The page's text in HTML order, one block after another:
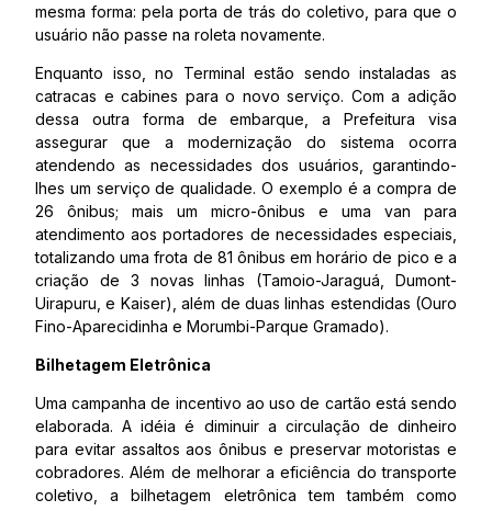
mesma forma: pela porta de trás do coletivo, para que o
usuário não passe na roleta novamente.
Enquanto isso, no Terminal estão sendo instaladas as
catracas e cabines para o novo serviço. Com a adição
dessa outra forma de embarque, a Prefeitura visa
assegurar que a modernização do sistema ocorra
atendendo as necessidades dos usuários, garantindo-
lhes um serviço de qualidade. O exemplo é a compra de
26 ônibus; mais um micro-ônibus e uma van para
atendimento aos portadores de necessidades especiais,
totalizando uma frota de 81 ônibus em horário de pico e a
criação de 3 novas linhas (Tamoio-Jaraguá, Dumont-
Uirapuru, e Kaiser), além de duas linhas estendidas (Ouro
Fino-Aparecidinha e Morumbi-Parque Gramado).
Bilhetagem Eletrônica
Uma campanha de incentivo ao uso de cartão está sendo
elaborada. A idéia é diminuir a circulação de dinheiro
para evitar assaltos aos ônibus e preservar motoristas e
cobradores. Além de melhorar a eficiência do transporte
coletivo, a bilhetagem eletrônica tem também como